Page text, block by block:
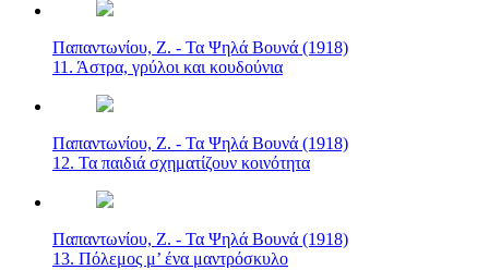
Παπαντωνίου, Ζ. - Τα Ψηλά Βουνά (1918)
11. Άστρα, γρύλοι και κουδούνια
Παπαντωνίου, Ζ. - Τα Ψηλά Βουνά (1918)
12. Τα παιδιά σχηματίζουν κοινότητα
Παπαντωνίου, Ζ. - Τα Ψηλά Βουνά (1918)
13. Πόλεμος μ’ ένα μαντρόσκυλο